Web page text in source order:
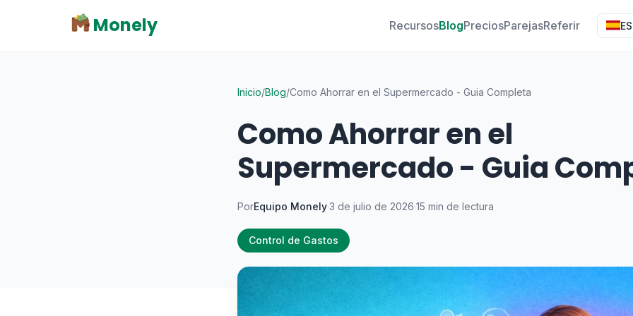
Monely RecursosBlogPreciosParejasReferir ES
Inicio/Blog/Como Ahorrar en el Supermercado - Guia Completa
Como Ahorrar en el
Supermercado - Guia
PorEquipo Monely·3 de julio de 2026·15 min de lectura
Control de Gastos